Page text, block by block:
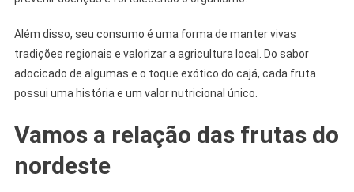
Além disso, seu consumo é uma forma de manter vivas
tradições regionais e valorizar a agricultura local. Do sabor
adocicado de algumas e o toque exótico do cajá, cada fruta
possui uma história e um valor nutricional único.
Vamos a relação das frutas do
nordeste